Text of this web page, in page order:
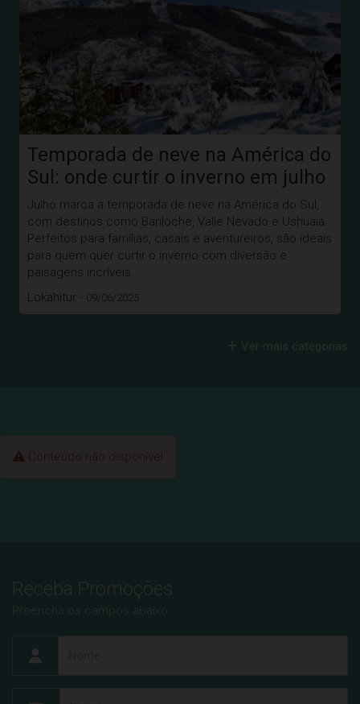
Temporada de neve na América do
Sul: onde curtir o inverno em julho
Julho marca a temporada de neve na América do Sul,
com destinos como Bariloche, Valle Nevado e Ushuaia.
Perfeitos para famílias, casais e aventureiros, são ideais
para quem quer curtir o inverno com diversão e
paisagens incríveis.
Lokahitur - 09/06/2025
Ver mais categorias
Conteúdo não disponível
Receba Promoções
Preencha os campos abaixo